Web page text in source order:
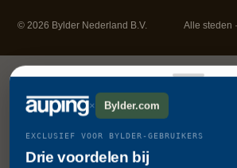
© 2026 Bylder Nederland B.V. Alle steden ·
× Bylder.com
EXCLUSIEF VOOR BYLDER-GEBRUIKERS
Drie voordelen bij
Mis je iets op deze